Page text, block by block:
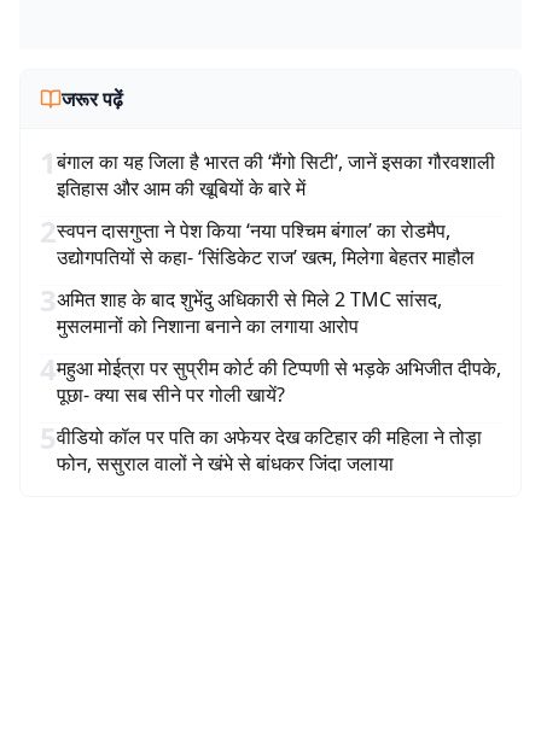
जरूर पढ़ें
1बंगाल का यह जिला है भारत की ‘मैंगो सिटी’, जानें इसका गौरवशाली
इतिहास और आम की खूबियों के बारे में
2स्वपन दासगुप्ता ने पेश किया ‘नया पश्चिम बंगाल’ का रोडमैप,
उद्योगपतियों से कहा- ‘सिंडिकेट राज’ खत्म, मिलेगा बेहतर माहौल
3अमित शाह के बाद शुभेंदु अधिकारी से मिले 2 TMC सांसद,
मुसलमानों को निशाना बनाने का लगाया आरोप
4महुआ मोईत्रा पर सुप्रीम कोर्ट की टिप्पणी से भड़के अभिजीत दीपके,
पूछा- क्या सब सीने पर गोली खायें?
5वीडियो कॉल पर पति का अफेयर देख कटिहार की महिला ने तोड़ा
फोन, ससुराल वालों ने खंभे से बांधकर जिंदा जलाया